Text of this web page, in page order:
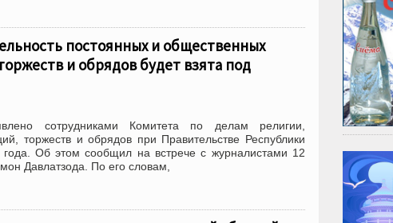
постоянных и общественных
и обрядов будет взята под
сотрудниками Комитета по делам религии,
торжеств и обрядов при Правительстве Республики
года. Об этом сообщил на встрече с журналистами 12
Давлатзода. По его словам,